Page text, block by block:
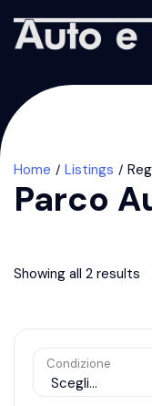
Home Listings
Parco
Showing all 2 results
Condizione